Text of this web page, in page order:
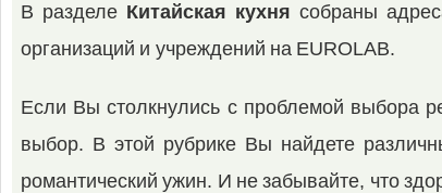
В разделе Китайская кухня собраны
организаций и учреждений на EUROLAB.
Если Вы столкнулись с проблемой выбора
выбор. В этой рубрике Вы найдете
романтический ужин. И не забывайте, что